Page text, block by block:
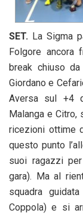
SET. La Sigma
Folgore ancora
break chiuso
Giordano e
Aversa sul +4
Malanga e
ricezioni ottime
questo punto
suoi ragazzi
gara). Ma al
squadra
Coppola) e si